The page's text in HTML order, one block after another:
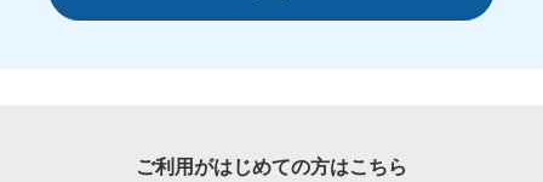
ご利用がはじめての方はこちら